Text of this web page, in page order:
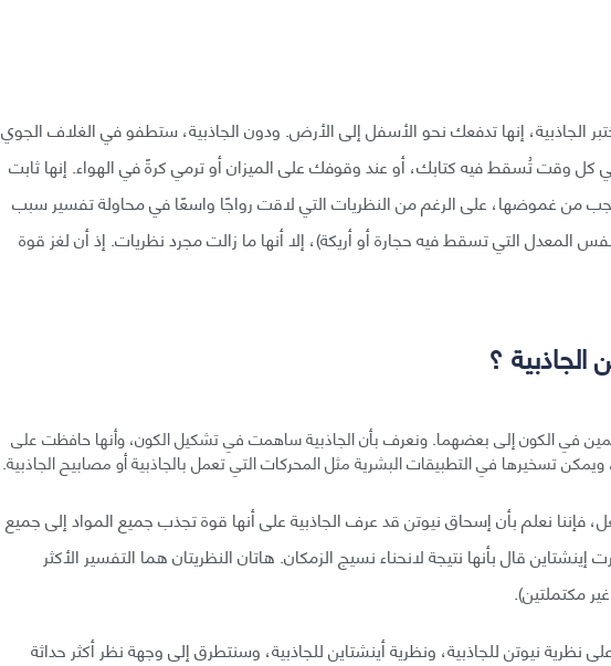
الجاذبية، إنها تدفعك نحو الأسفل إلى الأرض. ودون الجاذبية، ستطفو في الغلاف الجوي
كل وقت تُسقط فيه كتابك، أو عند وقوفك على الميزان أو ترمي كرةً في الهواء. إنها ثابت
من غموضها، على الرغم من النظريات التي لاقت رواجًا واسعًا في محاولة تفسير سبب
التي تسقط فيه حجارة أو أريكة)، إلا أنها ما زالت مجرد نظريات. إذ أن لغز قوة
؟
في الكون إلى بعضهما. ونعرف بأن الجاذبية ساهمت في تشكيل الكون، وأنها حافظت على
تسخيرها في التطبيقات البشرية مثل المحركات التي تعمل بالجاذبية أو مصابيح الجاذبية.
فإننا نعلم بأن إسحاق نيوتن قد عرف الجاذبية على أنها قوة تجذب جميع المواد إلى جميع
إينشتاين قال بأنها نتيجة لانحناء نسيج الزمكان. هاتان النظريتان هما التفسير الأكثر
مكتملتين).
نيوتن للجاذبية، ونظرية أينشتاين للجاذبية، وسنتطرق إلى وجهة نظر أكثر حداثة